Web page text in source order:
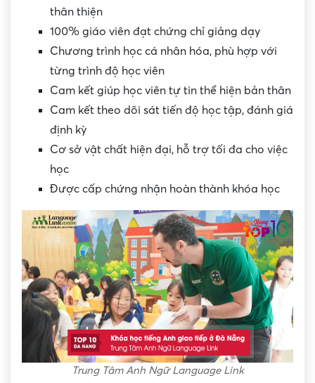
thân thiện
100% giáo viên đạt chứng chỉ giảng dạy
Chương trình học cá nhân hóa, phù hợp với
từng trình độ học viên
Cam kết giúp học viên tự tin thể hiện bản thân
Cam kết theo dõi sát tiến độ học tập, đánh giá
định kỳ
Cơ sở vật chất hiện đại, hỗ trợ tối đa cho việc
học
Được cấp chứng nhận hoàn thành khóa học
Trung Tâm Anh Ngữ Language Link